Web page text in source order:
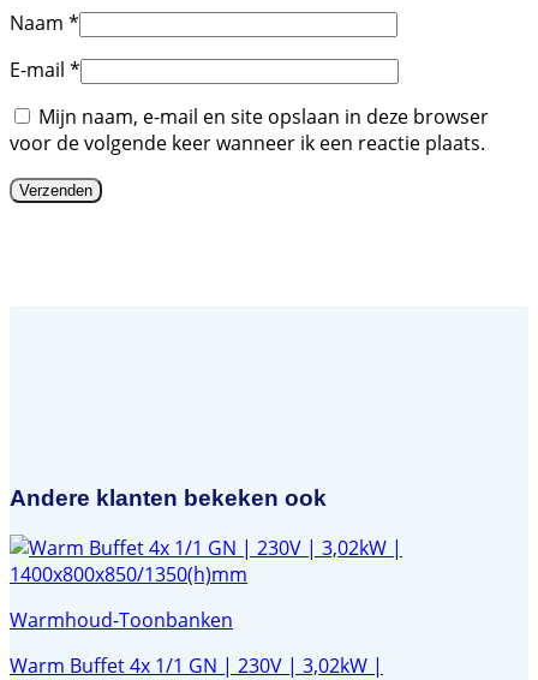
Naam *
E-mail *
Mijn naam, e-mail en site opslaan in deze browser
voor de volgende keer wanneer ik een reactie plaats.
Andere klanten bekeken ook
Warmhoud-Toonbanken
Warm Buffet 4x 1/1 GN | 230V | 3,02kW |